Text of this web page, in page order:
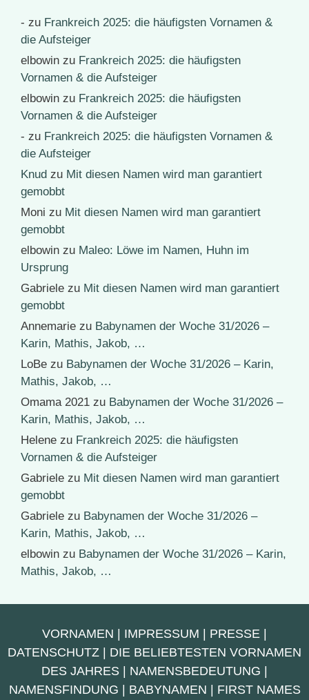
- zu Frankreich 2025: die häufigsten Vornamen &
die Aufsteiger
elbowin zu Frankreich 2025: die häufigsten
Vornamen & die Aufsteiger
elbowin zu Frankreich 2025: die häufigsten
Vornamen & die Aufsteiger
- zu Frankreich 2025: die häufigsten Vornamen &
die Aufsteiger
Knud zu Mit diesen Namen wird man garantiert
gemobbt
Moni zu Mit diesen Namen wird man garantiert
gemobbt
elbowin zu Maleo: Löwe im Namen, Huhn im
Ursprung
Gabriele zu Mit diesen Namen wird man garantiert
gemobbt
Annemarie zu Babynamen der Woche 31/2026 –
Karin, Mathis, Jakob, …
LoBe zu Babynamen der Woche 31/2026 – Karin,
Mathis, Jakob, …
Omama 2021 zu Babynamen der Woche 31/2026 –
Karin, Mathis, Jakob, …
Helene zu Frankreich 2025: die häufigsten
Vornamen & die Aufsteiger
Gabriele zu Mit diesen Namen wird man garantiert
gemobbt
Gabriele zu Babynamen der Woche 31/2026 –
Karin, Mathis, Jakob, …
elbowin zu Babynamen der Woche 31/2026 – Karin,
Mathis, Jakob, …
VORNAMEN IMPRESSUM PRESSE
DATENSCHUTZ
DIE BELIEBTESTEN VORNAMEN
DES JAHRES
NAMENSBEDEUTUNG
NAMENSFINDUNG
BABYNAMEN FIRST NAMES